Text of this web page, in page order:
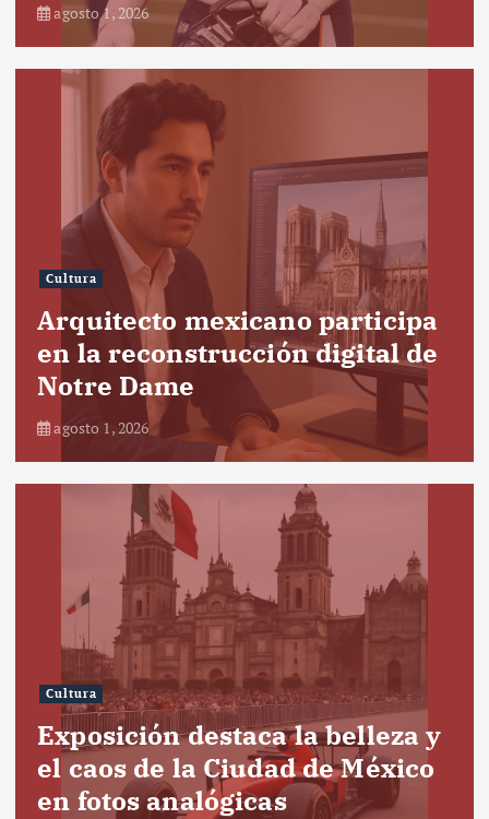
agosto 1, 2026
Cultura
Arquitecto mexicano participa
en la reconstrucción digital de
Notre Dame
agosto 1, 2026
Cultura
Exposición destaca la belleza y
el caos de la Ciudad de México
en fotos analógicas